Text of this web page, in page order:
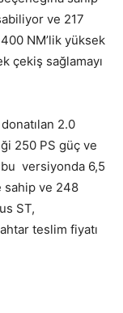
ve 217
NM’lik yüksek
çekiş sağlamayı
2.0
250 PS güç ve
versiyonda 6,5
sahip ve 248
ST,
teslim fiyatı